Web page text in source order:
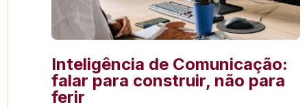
Inteligência de Comunicação:
falar para construir, não para
ferir